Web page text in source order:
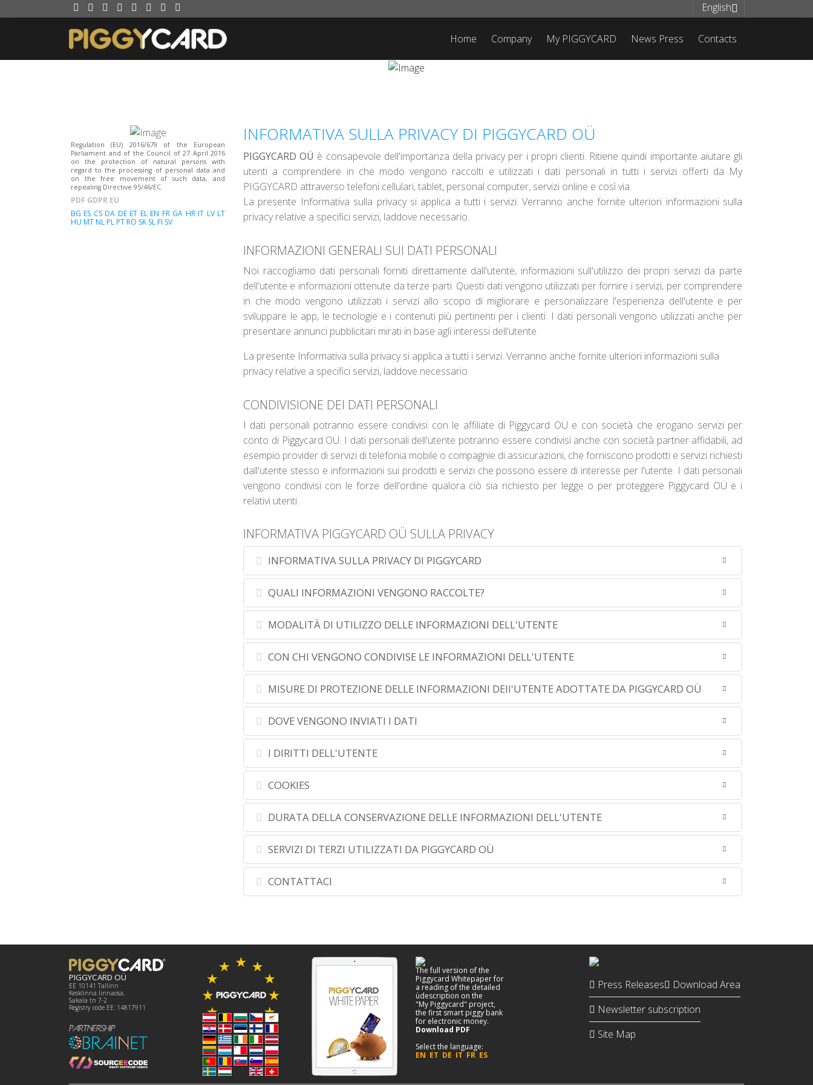
English
Home Company My PIGGYCARD News Press Contacts
Regulation (EU) 2016/679 of the European
Parliament and of the Council of 27 April 2016
on the protection of natural persons with
regard to the processing of personal data and
on the free movement of such data, and
repealing Directive 95/46/EC.
PDF GDPR EU
BG ES CS DA DE ET EL EN FR GA HR IT LV LT
HU MTNLPLPTRO SK SLFI SV
INFORMATIVA SULLA PRIVACY DI PIGGYCARD OÜ
PIGGYCARD OÜ è consapevole dell'importanza della privacy per i propri clienti. Ritiene quindi importante aiutare gli
utenti a comprendere in che modo vengono raccolti e utilizzati i dati personali in tutti i servizi offerti da My
PIGGYCARD attraverso telefoni cellulari, tablet, personal computer, servizi online e così via.
La presente Informativa sulla privacy si applica a tutti i servizi. Verranno anche fornite ulteriori informazioni sulla
privacy relative a specifici servizi, laddove necessario.
INFORMAZIONI GENERALI SUI DATI PERSONALI
Noi raccogliamo dati personali forniti direttamente dall'utente, informazioni sull'utilizzo dei propri servizi da parte
dell'utente e informazioni ottenute da terze parti. Questi dati vengono utilizzati per fornire i servizi, per comprendere
in che modo vengono utilizzati i servizi allo scopo di migliorare e personalizzare l'esperienza dell'utente e per
sviluppare le app, le tecnologie e i contenuti più pertinenti per i clienti. I dati personali vengono utilizzati anche per
presentare annunci pubblicitari mirati in base agli interessi dell'utente.
La presente Informativa sulla privacy si applica a tutti i servizi. Verranno anche fornite ulteriori informazioni sulla
privacy relative a specifici servizi, laddove necessario.
CONDIVISIONE DEI DATI PERSONALI
I dati personali potranno essere condivisi con le affiliate di Piggycard OÜ e con società che erogano servizi per
conto di Piggycard OÜ. I dati personali dell'utente potranno essere condivisi anche con società partner affidabili, ad
esempio provider di servizi di telefonia mobile o compagnie di assicurazioni, che forniscono prodotti e servizi richiesti
dall'utente stesso e informazioni sui prodotti e servizi che possono essere di interesse per l'utente. I dati personali
vengono condivisi con le forze dell'ordine qualora ciò sia richiesto per legge o per proteggere Piggycard OÜ e i
relativi utenti.
INFORMATIVA PIGGYCARD OÜ SULLA PRIVACY
INFORMATIVA SULLA PRIVACY DI PIGGYCARD
QUALI INFORMAZIONI VENGONO RACCOLTE?
MODALITÀ DI UTILIZZO DELLE INFORMAZIONI DELL'UTENTE
CON CHI VENGONO CONDIVISE LE INFORMAZIONI DELL'UTENTE
MISURE DI PROTEZIONE DELLE INFORMAZIONI DEll'UTENTE ADOTTATE DA PIGGYCARD OÜ
DOVE VENGONO INVIATI I DATI
I DIRITTI DELL'UTENTE
COOKIES
DURATA DELLA CONSERVAZIONE DELLE INFORMAZIONI DELL'UTENTE
SERVIZI DI TERZI UTILIZZATI DA PIGGYCARD OÜ
CONTATTACI
PIGGYCARD OÜ
EE 10141 Tallinn
Kesklinna linnaosa,
Sakala tn 7-2
Registry code EE: 14817911
The full version of the
Piggycard Whitepaper for
a reading of the detailed
ùdescription on the
"My Piggycard" project,
the first smart piggy bank
for electronic money.
Download PDF
Select the language:
EN ET DE IT FR ES
Press Releases
Download Area
Newsletter subscription
Site Map